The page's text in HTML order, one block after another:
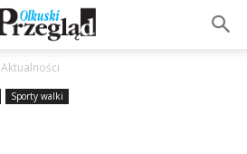
Aktualności
Sporty walki